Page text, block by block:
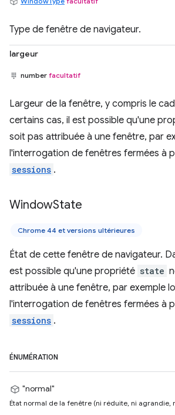
Type de fenêtre de navigateur.
largeur
number facultatif
Largeur de la fenêtre, y compris le
certains cas, il est possible qu'une
soit pas attribuée à une fenêtre, par
l'interrogation de fenêtres fermées à
sessions .
WindowState
Chrome 44 et versions ultérieures
État de cette fenêtre de navigateur.
est possible qu'une propriété state
attribuée à une fenêtre, par exemple
l'interrogation de fenêtres fermées à
sessions .
ÉNUMÉRATION
"normal"
État normal de la fenêtre (ni réduite, ni agrandie,